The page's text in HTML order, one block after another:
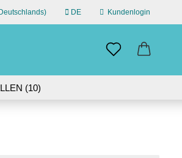
DE Kundenlogin
(10)